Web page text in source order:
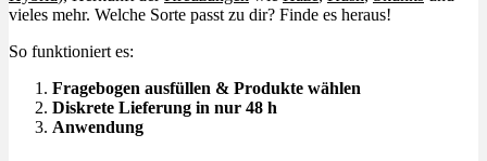
vieles mehr. Welche Sorte passt zu dir? Finde es heraus!
So funktioniert es:
Fragebogen ausfüllen & Produkte wählen
Diskrete Lieferung in nur 48 h
Anwendung